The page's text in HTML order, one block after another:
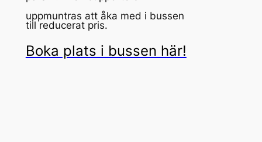
uppmuntras att åka med i bussen
till reducerat pris.
Boka plats i bussen här!